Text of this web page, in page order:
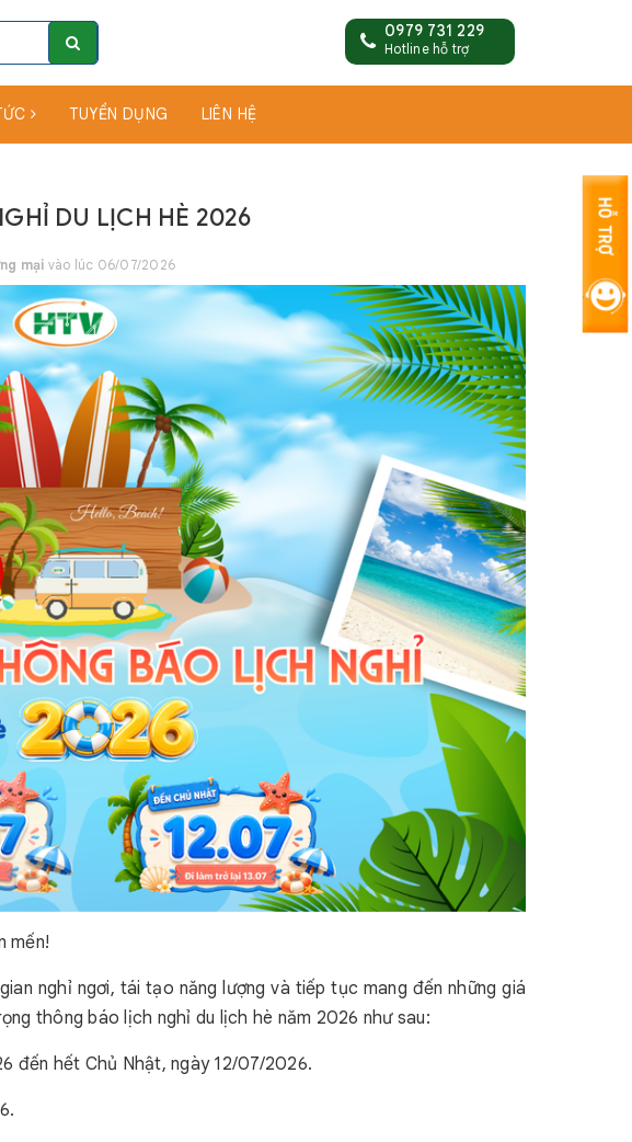
0979 731 229
Hotline hỗ trợ
TUYỂN DỤNG LIÊN HỆ
DU LỊCH HÈ 2026
mại vào lúc 06/07/2026
mến!
nghỉ ngơi, tái tạo năng lượng và tiếp tục mang đến những giá
thông báo lịch nghỉ du lịch hè năm 2026 như sau:
đến hết Chủ Nhật, ngày 12/07/2026.